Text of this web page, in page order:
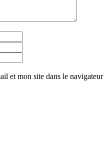
mail
web
et mon site dans le navigateur